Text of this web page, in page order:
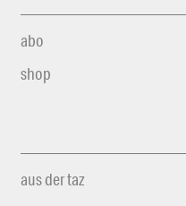
abo
shop
aus der taz